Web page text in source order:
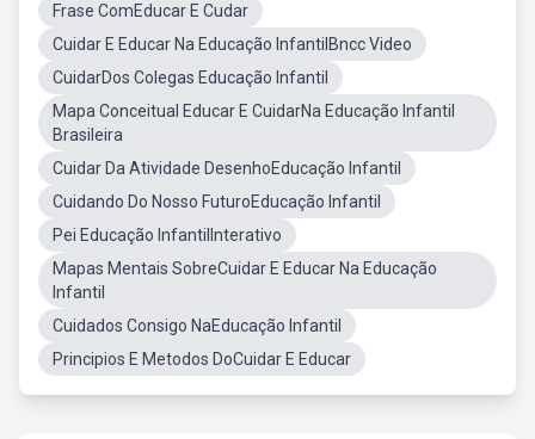
Frase ComEducar E Cudar
Cuidar E Educar Na Educação InfantilBncc Video
CuidarDos Colegas Educação Infantil
Mapa Conceitual Educar E CuidarNa Educação Infantil
Brasileira
Cuidar Da Atividade DesenhoEducação Infantil
Cuidando Do Nosso FuturoEducação Infantil
Pei Educação InfantilInterativo
Mapas Mentais SobreCuidar E Educar Na Educação
Infantil
Cuidados Consigo NaEducação Infantil
Principios E Metodos DoCuidar E Educar